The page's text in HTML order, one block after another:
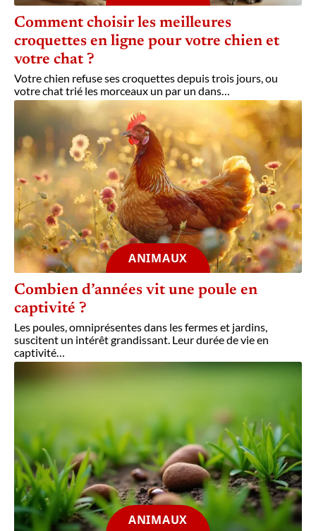
Comment choisir les meilleures
croquettes en ligne pour votre chien et
votre chat ?
Votre chien refuse ses croquettes depuis trois jours, ou
votre chat trié les morceaux un par un dans…
ANIMAUX
Combien d’années vit une poule en
captivité ?
Les poules, omniprésentes dans les fermes et jardins,
suscitent un intérêt grandissant. Leur durée de vie en
captivité…
ANIMAUX